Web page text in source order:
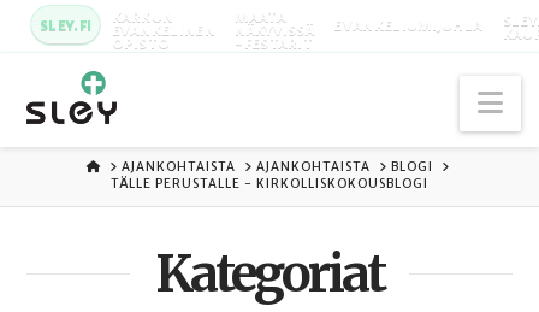
SLEY.FI KARKUN
EVANKELINEN
OPISTO
MAATA
NÄKYVISSÄ
-FESTARIT
EVANKELIUMIJUHLA
ETUSIVU
AJANKOHTAISTA AJANKOHTAISTA
BLOGI
TÄLLE PERUSTALLE - KIRKOLLISKOKOUSBLOGI
Kategoriat